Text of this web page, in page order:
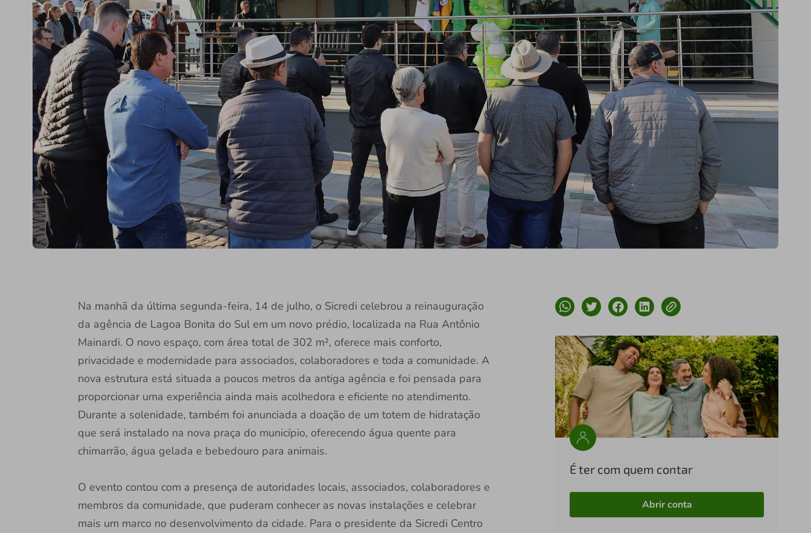
Na manhã da última segunda-feira, 14 de julho, o Sicredi celebrou a reinauguração
da agência de Lagoa Bonita do Sul em um novo prédio, localizada na Rua Antônio
Mainardi. O novo espaço, com área total de 302 m², oferece mais conforto,
privacidade e modernidade para associados, colaboradores e toda a comunidade. A
nova estrutura está situada a poucos metros da antiga agência e foi pensada para
proporcionar uma experiência ainda mais acolhedora e eficiente no atendimento.
Durante a solenidade, também foi anunciada a doação de um totem de hidratação
que será instalado na nova praça do município, oferecendo água quente para
chimarrão, água gelada e bebedouro para animais.
O evento contou com a presença de autoridades locais, associados, colaboradores e
membros da comunidade, que puderam conhecer as novas instalações e celebrar
mais um marco no desenvolvimento da cidade. Para o presidente da Sicredi Centro
É ter com quem contar
Abrir conta